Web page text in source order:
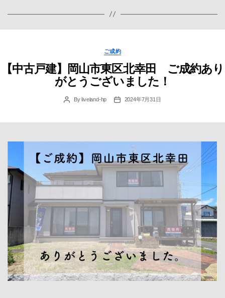
Categories
ご成約
【中古戸建】岡山市東区北幸田 ご成約あり
がとうございました！
PostBy liveland-hp
Post2024年7月31日